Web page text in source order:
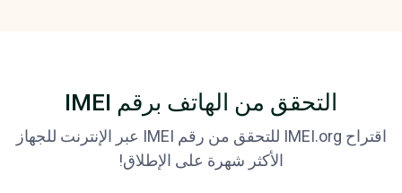
التحقق من الهاتف برقم IMEI
اقتراح IMEI.org للتحقق من رقم IMEI عبر الإنترنت للجهاز
الأكثر شهرة على الإطلاق!